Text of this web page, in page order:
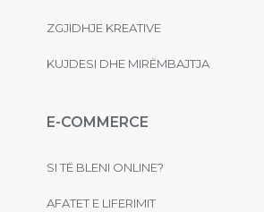
ZGJIDHJE KREATIVE
KUJDESI DHE MIRËMBAJTJA
E-COMMERCE
SI TË BLENI ONLINE?
AFATET E LIFERIMIT